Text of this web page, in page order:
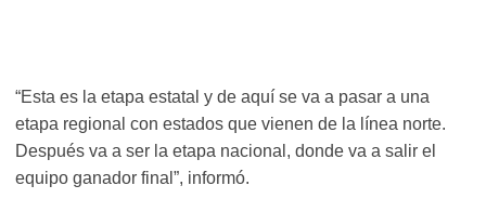
“Esta es la etapa estatal y de aquí se va a pasar a una
etapa regional con estados que vienen de la línea norte.
Después va a ser la etapa nacional, donde va a salir el
equipo ganador final”, informó.